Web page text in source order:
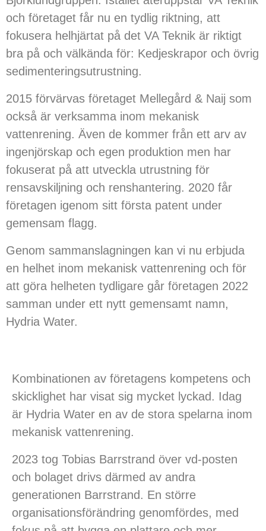
och företaget får nu en tydlig riktning, att
fokusera helhjärtat på det VA Teknik är riktigt
bra på och välkända för: Kedjeskrapor och övrig
sedimenteringsutrustning.
2015 förvärvas företaget Mellegård & Naij som
också är verksamma inom mekanisk
vattenrening. Även de kommer från ett arv av
ingenjörskap och egen produktion men har
fokuserat på att utveckla utrustning för
rensavskiljning och renshantering. 2020 får
företagen igenom sitt första patent under
gemensam flagg.
Genom sammanslagningen kan vi nu erbjuda
en helhet inom mekanisk vattenrening och för
att göra helheten tydligare går företagen 2022
samman under ett nytt gemensamt namn,
Hydria Water.
Kombinationen av företagens kompetens och
skicklighet har visat sig mycket lyckad. Idag
är Hydria Water en av de stora spelarna inom
mekanisk vattenrening.
2023 tog Tobias Barrstrand över vd-posten
och bolaget drivs därmed av andra
generationen Barrstrand. En större
organisationsförändring genomfördes, med